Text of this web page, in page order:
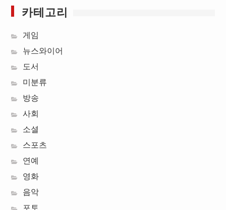
카테고리
게임
뉴스와이어
도서
미분류
방송
사회
소셜
스포츠
연예
영화
음악
포토